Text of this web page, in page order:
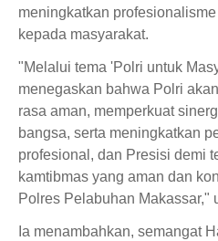
meningkatkan
kepada masyarakat.
"Melalui tema 'Polri untuk
menegaskan bahwa Polri
rasa aman, memperkuat
bangsa, serta meningkatkan
profesional, dan Presisi demi
kamtibmas yang aman dan
Polres Pelabuhan Makassar,"
Ia menambahkan, semangat